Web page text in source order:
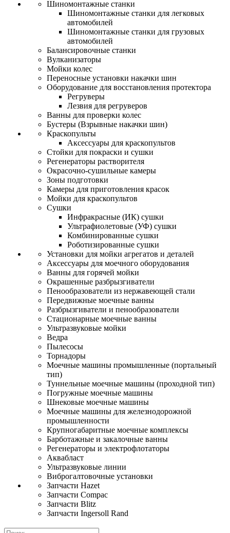
Шиномонтажные станки
Шиномонтажные станки для легковых
автомобилей
Шиномонтажные станки для грузовых
автомобилей
Балансировочные станки
Вулканизаторы
Мойки колес
Переносные установки накачки шин
Оборудование для восстановления протектора
Регруверы
Лезвия для регруверов
Ванны для проверки колес
Бустеры (Взрывные накачки шин)
Краскопульты
Аксессуары для краскопультов
Стойки для покраски и сушки
Регенераторы растворителя
Окрасочно-сушильные камеры
Зоны подготовки
Камеры для приготовления красок
Мойки для краскопультов
Сушки
Инфракрасные (ИК) сушки
Ультрафиолетовые (УФ) сушки
Комбинированные сушки
Роботизированные сушки
Установки для мойки агрегатов и деталей
Аксессуары для моечного оборудования
Ванны для горячей мойки
Окрашенные разбрызгиватели
Пенообразователи из нержавеющей стали
Передвижные моечные ванны
Разбрызгиватели и пенообразователи
Стационарные моечные ванны
Ультразвуковые мойки
Ведра
Пылесосы
Торнадоры
Моечные машины промышленные (портальный
тип)
Туннельные моечные машины (проходной тип)
Погружные моечные машины
Шнековые моечные машины
Моечные машины для железнодорожной
промышленности
Крупногабаритные моечные комплексы
Барботажные и закалочные ванны
Регенераторы и электрофлотаторы
Аквабласт
Ультразвуковые линии
Виброгалтовочные установки
Запчасти Hazet
Запчасти Compac
Запчасти Blitz
Запчасти Ingersoll Rand